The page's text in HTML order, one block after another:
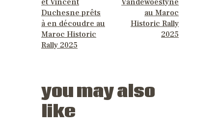
Duchesne prêts
à en découdre au
Maroc Historic
Rally 2025
au Maroc
Historic Rally
2025
you may also
like